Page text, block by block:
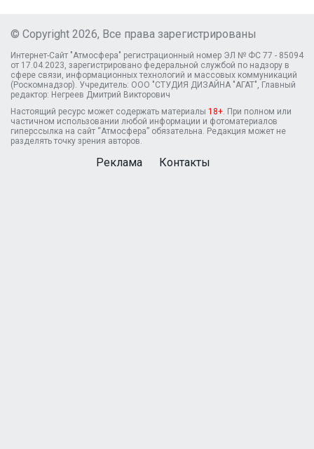
© Copyright 2026, Все права зарегистрированы
Интернет-Сайт "Атмосфера" регистрационный номер ЭЛ № ФС 77 - 85094
от 17.04.2023, зарегистрировано федеральной службой по надзору в
сфере связи, информационных технологий и массовых коммуникаций
(Роскомнадзор). Учредитель: ООО "СТУДИЯ ДИЗАЙНА "АГАТ", Главный
редактор: Негреев Дмитрий Викторович
Настоящий ресурс может содержать материалы 18+ . При полном или
частичном использовании любой информации и фотоматериалов
гиперссылка на сайт “Атмосфера” обязательна. Редакция может не
разделять точку зрения авторов.
Реклама Контакты